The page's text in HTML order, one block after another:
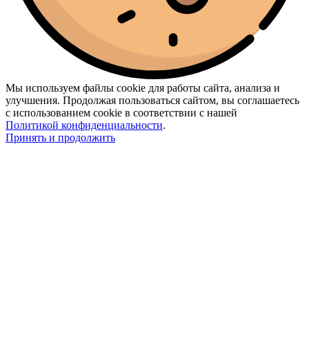
Мы используем файлы cookie для работы сайта, анализа и
улучшения. Продолжая пользоваться сайтом, вы соглашаетесь
с использованием cookie в соответствии с нашей
Политикой конфиденциальности.
Принять и продолжить